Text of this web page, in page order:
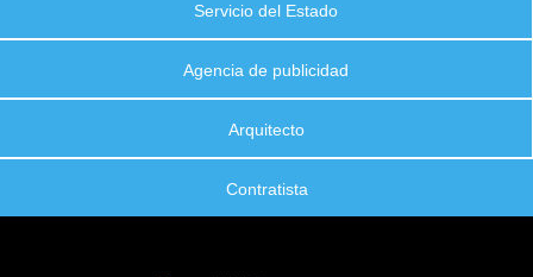
Servicio del Estado
Agencia de publicidad
Arquitecto
Contratista